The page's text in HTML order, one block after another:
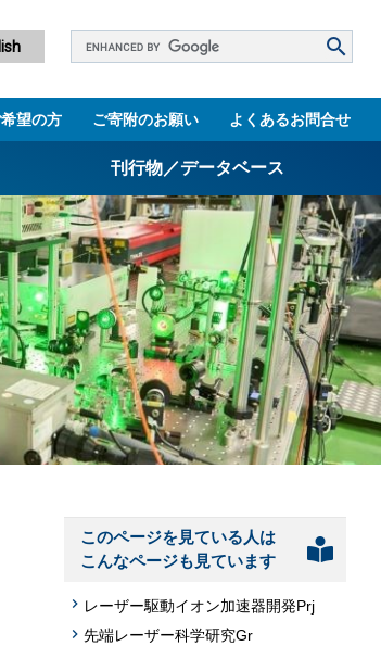
Google
ス
索
望の方 ご寄附のお願い よくあるお問合せ
刊行物／データベース
フレット
ースレター
5周年誌
館
シーズ集／知財マップ
グラム・データベース成果物一覧
機関リポジトリQST-Repository
このページを見ている人は
こんなページも見ています
レーザー駆動イオン加速器開発Prj
先端レーザー科学研究Gr